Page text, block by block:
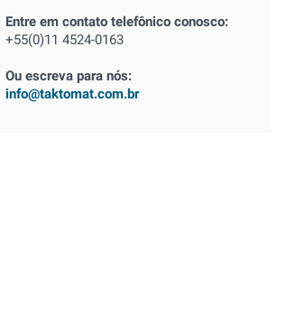
Entre em contato telefônico conosco:
+55(0)11 4524-0163
Ou escreva para nós:
info@taktomat.com.br